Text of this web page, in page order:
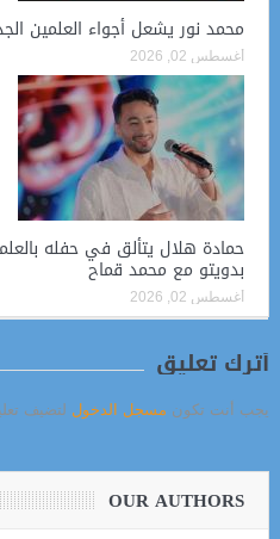
محمد نور يشعل أجواء العلمين
أغسطس 02, 2026
حمادة هلال يتألق في حفله
بدويتو مع محمد قماح
أغسطس 02, 2026
أترك تعليق
يجب أنت تكون مسجل الدخول لتضيف
OUR AUTHORS